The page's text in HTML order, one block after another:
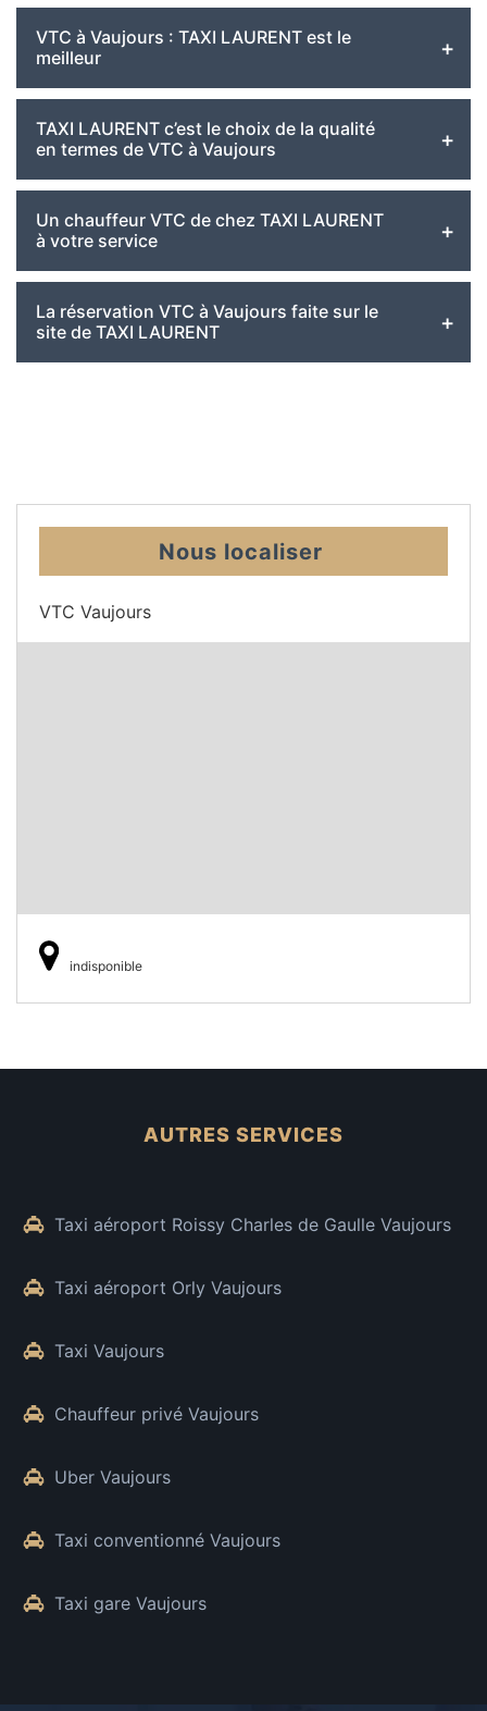
VTC à Vaujours : TAXI LAURENT est le
meilleur
TAXI LAURENT c’est le choix de la qualité
en termes de VTC à Vaujours
Un chauffeur VTC de chez TAXI LAURENT
à votre service
La réservation VTC à Vaujours faite sur le
site de TAXI LAURENT
Nous localiser
VTC Vaujours
indisponible
AUTRES SERVICES
Taxi aéroport Roissy Charles de Gaulle Vaujours
Taxi aéroport Orly Vaujours
Taxi Vaujours
Chauffeur privé Vaujours
Uber Vaujours
Taxi conventionné Vaujours
Taxi gare Vaujours